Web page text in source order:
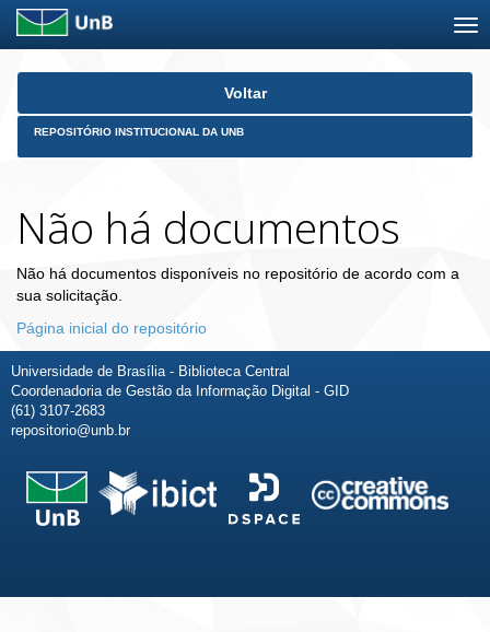
Skip
Voltar
REPOSITÓRIO INSTITUCIONAL DA UNB
Não há documentos
Não há documentos disponíveis no repositório de acordo com a
sua solicitação.
Página inicial do repositório
Universidade de Brasília - Biblioteca Central
Coordenadoria de Gestão da Informação Digital - GID
(61) 3107-2683
repositorio@unb.br